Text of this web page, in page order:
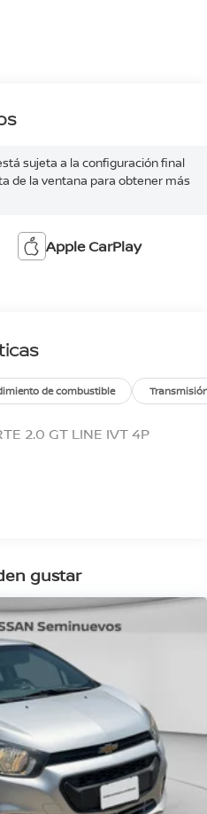
sujeta a la configuración final
de la ventana para obtener más
Apple CarPlay
de combustible
2.0 GT LINE IVT 4P
gustar